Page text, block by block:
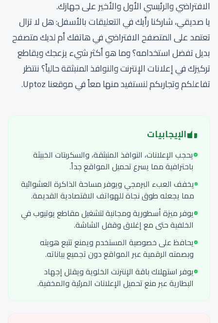
الافتراضي والرئيسي الأول والأخير على جهازك.
يا صديقي، شاركنا رأيك في التعليقات بالأسفل: هل لا تزال
تعتمد على المتصفح الافتراضي في هاتفك أم لديك متصفح
بديل تفضل استخدامه؟ وما هو أكثر شيء يزعجك ويقاطع
تركيزك في إعلانات الإنترنت والنوافذ المنبثقة حالياً؟ ننتظر
تفاعلكم وتجاربكم لنستفيد منها معاً في موقعنا Uptoz.
الإيجابيات
يحجب الإعلانات، النوافذ المنبثقة، والسكربتات الخبيثة
باحترافية مما يسرع تحميل المواقع جداً.
يخفف العبء البرمجي ويوفر مساحة الذاكرة العشوائية
مما يجعله طوق نجاة للهواتف الاقتصادية القديمة.
يوفر ميزة أسطورية ومجانية لتشغيل مقاطع يوتيوب في
الخلفية حتى مع إغلاق وقفل الشاشة.
يحافظ على خصوصية المستخدم ويمنع تتبع هويته
وبصمته الرقمية عبر المواقع دون تجميع بياناته.
يوفر استهلاك باقة الإنترنت الخلوية ويقلل إجهاد
البطارية عبر منع تحميل الإعلانات المرئية والمخفية.